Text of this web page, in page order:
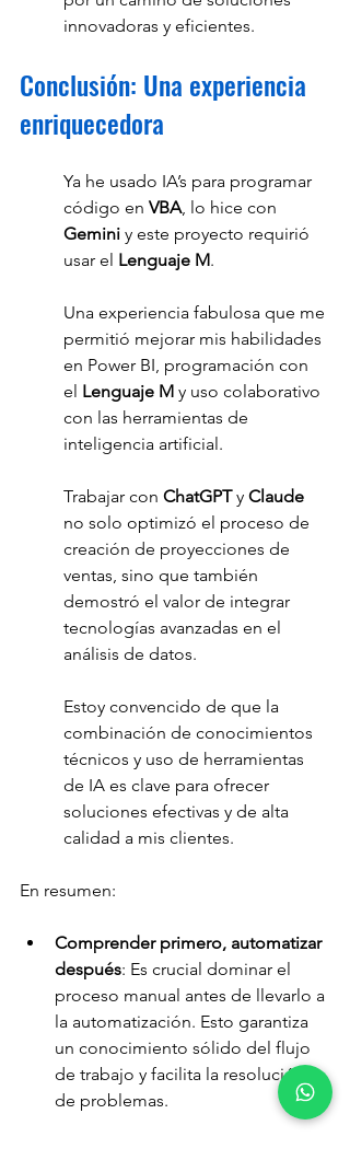
innovadoras y eficientes.
Conclusión: Una experiencia
enriquecedora
Ya he usado IA’s para programar
código en VBA , lo hice con
Gemini y este proyecto requirió
usar el Lenguaje M.
Una experiencia fabulosa que me
permitió mejorar mis habilidades
en Power BI, programación con
el Lenguaje M y uso colaborativo
con las herramientas de
inteligencia artificial.
Trabajar con ChatGPT y Claude
no solo optimizó el proceso de
creación de proyecciones de
ventas, sino que también
demostró el valor de integrar
tecnologías avanzadas en el
análisis de datos.
Estoy convencido de que la
combinación de conocimientos
técnicos y uso de herramientas
de IA es clave para ofrecer
soluciones efectivas y de alta
calidad a mis clientes.
En resumen:
Comprender primero, automatizar
después: Es crucial dominar el
proceso manual antes de llevarlo a
la automatización. Esto garantiza
un conocimiento sólido del flujo
de trabajo y facilita la resolución
de problemas.